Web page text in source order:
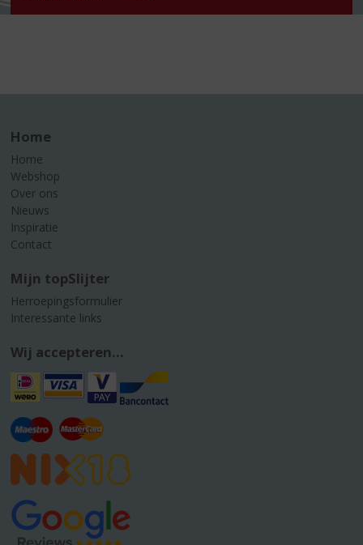
Home
Home
Webshop
Over ons
Nieuws
Inspiratie
Contact
Mijn topSlijter
Herroepingsformulier
Interessante links
Wij accepteren...